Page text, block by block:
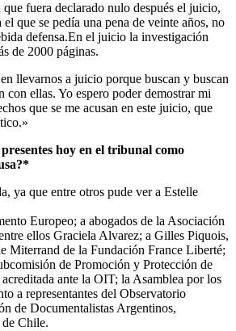
fuera declarado nulo después el juicio,
que se pedía una pena de veinte años, no
defensa.En el juicio la investigación
de 2000 páginas.
llevarnos a juicio porque buscan y buscan
con ellas. Yo espero poder demostrar mi
que se me acusan en este juicio, que
hoy en el tribunal como
ya que entre otros pude ver a Estelle
Europeo; a abogados de la Asociación
ellos Graciela Alvarez; a Gilles Piquois,
Miterrand de la Fundación France Liberté;
de Promoción y Protección de
ante la OIT; la Asamblea por los
a representantes del Observatorio
de Documentalistas Argentinos,
Chile.